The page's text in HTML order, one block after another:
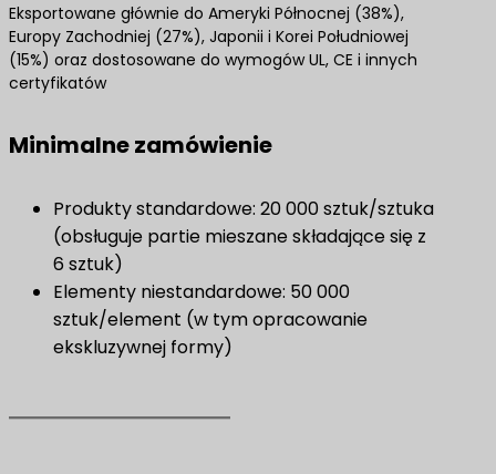
Eksportowane głównie do Ameryki Północnej (38%),
Europy Zachodniej (27%), Japonii i Korei Południowej
(15%) oraz dostosowane do wymogów UL, CE i innych
certyfikatów
Minimalne zamówienie
Produkty standardowe: 20 000 sztuk/sztuka
(obsługuje partie mieszane składające się z
6 sztuk)
Elementy niestandardowe: 50 000
sztuk/element (w tym opracowanie
ekskluzywnej formy)